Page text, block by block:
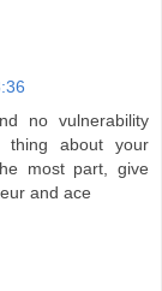
no vulnerability
thing about your
most part, give
and ace